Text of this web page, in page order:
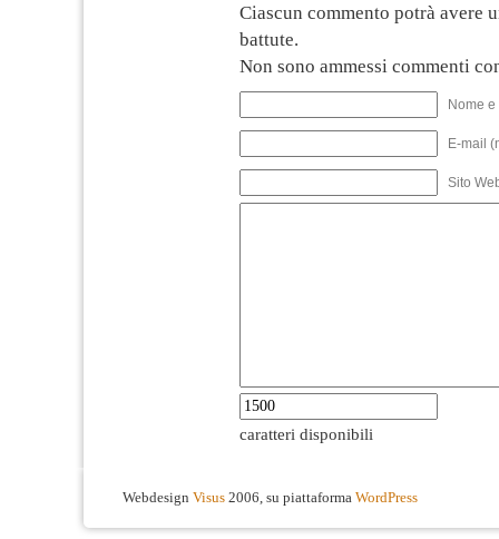
Ciascun commento potrà avere
battute.
Non sono ammessi commenti
Nome
E-mail
Sito
caratteri disponibili
Webdesign Visus 2006, su piattaforma WordPress